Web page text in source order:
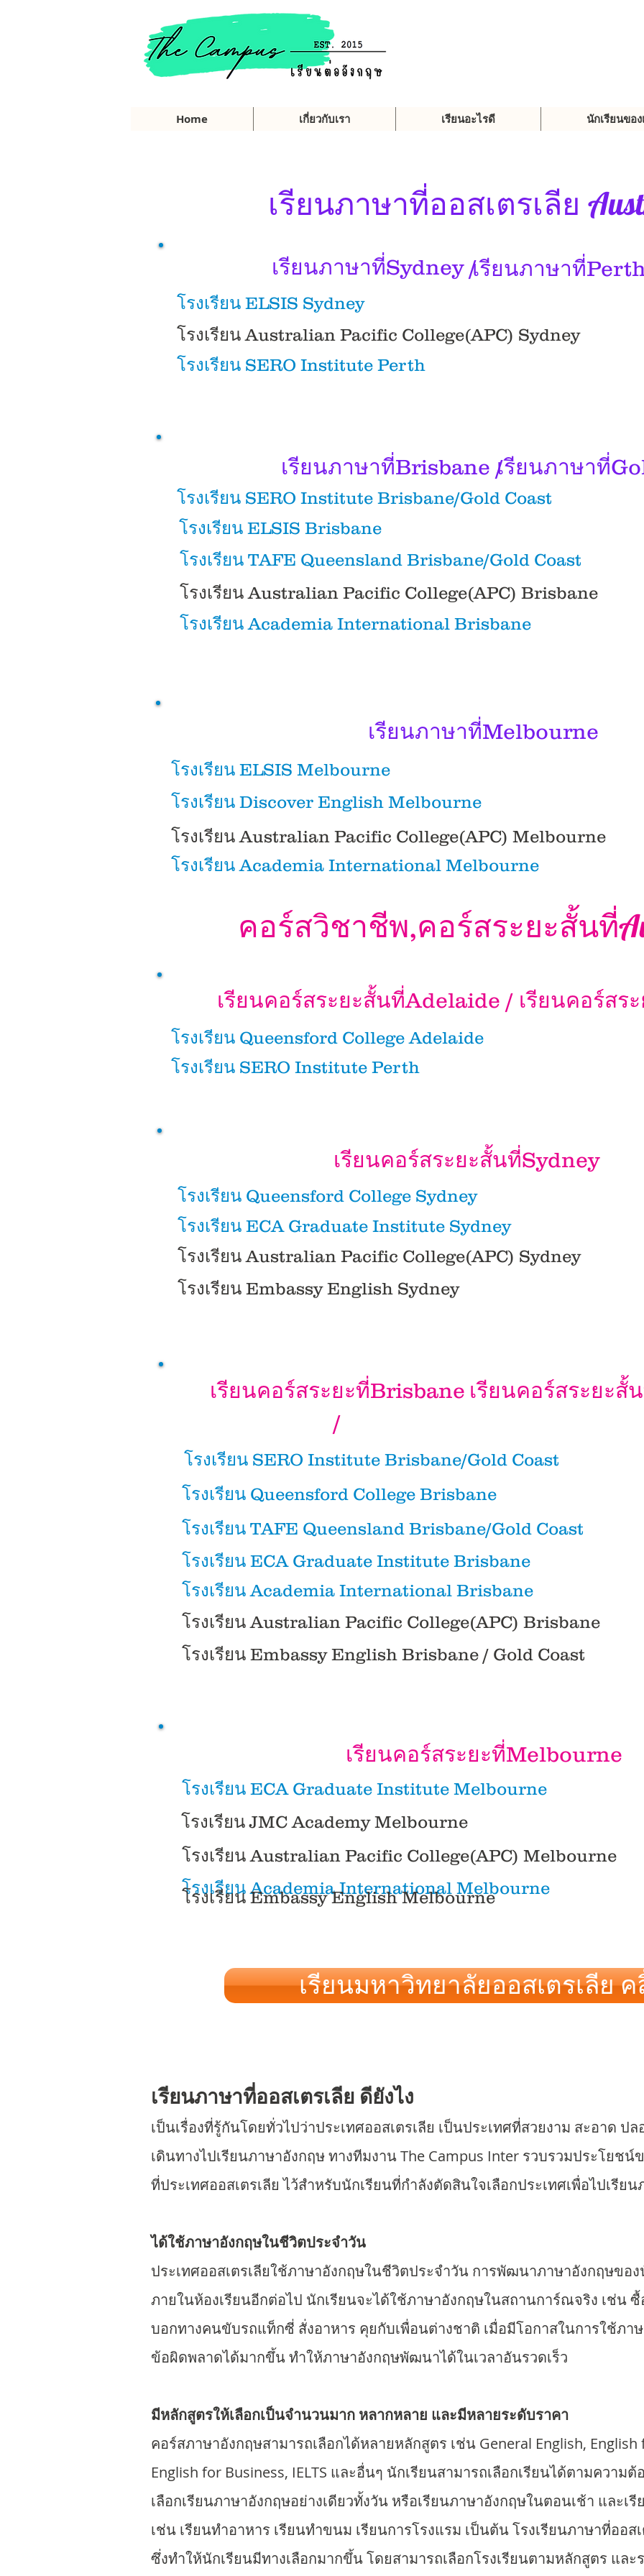
Home เกี่ยวกับเรา เรียนอะไรดี นักเรียนของ
ນັກສຶກສາທີ່ດີ ຮັກດີອົດສະຕາລີ ເນເທີແລນເປັນສິ່ງທີ່ດີ ຮຽນຮູ້ອິຕາລີດີ ການເຮັດວຽກແລະດີ ຮຽນຮູ້ໄຫມຈີນ ຮຽນຮູ້ເຍຍລະມັນທີ່
ອົດສະຕາລີງາມ ການສຶກສາໃນຖ້ຽວບິນນິວຊີແລນ ການເຮັດວຽກແລະງາມ ຮຽນຮູ້ງາມຈີນ ຮຽນຮູ້ເຍຍລະມັນຂ້າພະເຈົ້າ ຮຽນຮູ້ໃ
ອັງກິດ
ຮຽນຮູ້ພາສາຂອງອົດສະຕາລີ ຮຽນຮູ້ພາສາອັງກິດໃນນິວຊີແລນ ຮຽນຮູ້ພາສາອັງກິດປະເທດອັງກິດ ຮຽນຮູ້ໃນປະເທດອັງກິດດີມັນ
ເຍຍລະມັນ ຮຽນຮູ້ປະລິນຍາໂທປະເທດສະຫະລັດອາເມລິກາ ຫຼັກ​ສູດໃນໄລຍະສັ້ນປະເທດອັງກິດ ຫຼັກ​ສູດໃນໄລຍະສັ້ນປະເທດອົດ
ປະເທດນິວຊີແລນ ຫຼັກ​ສູດໃນໄລຍະສັ້ນປະເທດເຍຍລະມັນ ຫຼັກ​ສູດໃນໄລຍະສັ້ນອິຕາລີ ຄ່າໃຊ້ຈ່າຍຮຽນຮູ້ປະເທດອັງກິດ ຄ່າໃຊ້ຈ່າ
ຄ່າໃຊ້ຈ່າຍຮຽນຮູ້ປະເທດນິວຊີແລນ
เรียนภาษาที่ออสเตรเลีย
เรียนภาษาที่Sydney /เรียนภาษาที่
โรงเรียน ELSIS Sydney
โรงเรียน Australian Pacific College(APC) Sydney
โรงเรียน SERO Institute Perth
เรียนภาษาที่Brisbane /เรียนภาษาที่
โรงเรียน SERO Institute Brisbane/Gold Coast
โรงเรียน ELSIS Brisbane
โรงเรียน TAFE Queensland Brisbane/Gold Coast
โรงเรียน Australian Pacific College(APC) Brisbane
โรงเรียน Academia International Brisbane
เรียนภาษาที่Melbourne
โรงเรียน ELSIS Melbourne
โรงเรียน Discover English Melbourne
โรงเรียน Australian Pacific College(APC) Melbourne
โรงเรียน Academia International Melbourne
คอร์สวิชาชีพ,คอร์สระยะสั้นที่
เรียนคอร์สระยะสั้นที่Adelaide / เรียนคอร์สร
โรงเรียน Queensford College Adelaide
โรงเรียน SERO Institute Perth
เรียนคอร์สระยะสั้นที่Sydney
โรงเรียน Queensford College Sydney
โรงเรียน ECA Graduate Institute Sydney
โรงเรียน Australian Pacific College(APC) Sydney
โรงเรียน Embassy English Sydney
เรียนคอร์สระยะที่Brisbane
/
เรียนคอร์สระยะสั้
โรงเรียน SERO Institute Brisbane/Gold Coast
โรงเรียน Queensford College Brisbane
โรงเรียน TAFE Queensland Brisbane/Gold Coast
โรงเรียน ECA Graduate Institute Brisbane
โรงเรียน Academia International Brisbane
โรงเรียน Australian Pacific College(APC) Brisbane
โรงเรียน Embassy English Brisbane / Gold Coast
เรียนคอร์สระยะที่Melbourne
โรงเรียน ECA Graduate Institute Melbourne
โรงเรียน JMC Academy Melbourne
โรงเรียน Australian Pacific College(APC) Melbourne
โรงเรียน Academia International Melbourne
โรงเรียน Embassy EnglishMelbourne
เรียนมหาวิทยาลัยออสเตรเลีย
เรียนภาษาที่ออสเตรเลีย ดียังไง
เป็นเรื่องที่รู้กันโดยทั่วไปว่าประเทศออสเตรเลีย เป็นประเทศที่สวยงาม สะอาด ป
เดินทางไปเรียนภาษาอังกฤษ ทางทีมงาน The Campus Inter รวบรวมประโยชน์
ที่ประเทศออสเตรเลีย ไว้สำหรับนักเรียนที่กำลังตัดสินใจเลือกประเทศเพื่อไปเรีย
ได้ใช้ภาษาอังกฤษในชีวิตประจำวัน
ประเทศออสเตรเลียใช้ภาษาอังกฤษในชีวิตประจำวัน การพัฒนาภาษาอังกฤษขอ
ภายในห้องเรียนอีกต่อไป นักเรียนจะได้ใช้ภาษาอังกฤษในสถานการ์ณจริง เช่น
บอกทางคนขับรถแท็กซี่ สั่งอาหาร คุยกับเพื่อนต่างชาติ เมื่อมีโอกาสในการใช้ภา
ข้อผิดพลาดได้มากขึ้น ทำให้ภาษาอังกฤษพัฒนาได้ในเวลาอันรวดเร็ว
มีหลักสูตรให้เลือกเป็นจำนวนมาก หลากหลาย และมีหลายระดับราคา
คอร์สภาษาอังกฤษสามารถเลือกได้หลายหลักสูตร เช่น General English, English
English for Business, IELTS และอื่นๆ นักเรียนสามารถเลือกเรียนได้ตามความ
เลือกเรียนภาษาอังกฤษอย่างเดียวทั้งวัน หรือเรียนภาษาอังกฤษในตอนเช้า และเ
เช่น เรียนทำอาหาร เรียนทำขนม เรียนการโรงแรม เป็นต้น โรงเรียนภาษาที่ออส
ซึ่งทำให้นักเรียนมีทางเลือกมากขึ้น โดยสามารถเลือกโรงเรียนตามหลักสูตร และ